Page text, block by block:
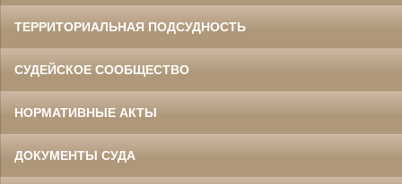
ТЕРРИТОРИАЛЬНАЯ ПОДСУДНОСТЬ
СУДЕЙСКОЕ СООБЩЕСТВО
НОРМАТИВНЫЕ АКТЫ
ДОКУМЕНТЫ СУДА